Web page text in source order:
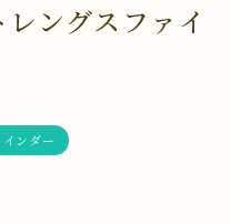
ングスファイ
ンダー